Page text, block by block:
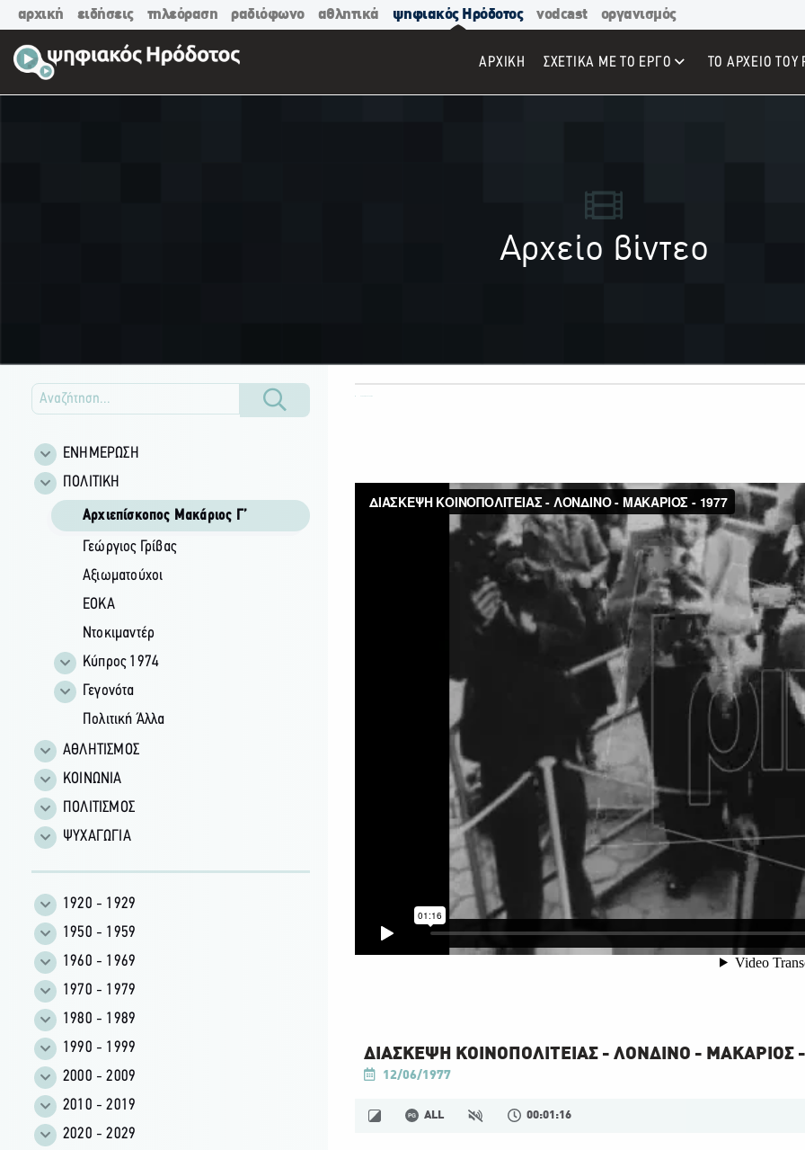
αρχική ειδήσεις τηλεόραση ραδιόφωνο αθλητικά ψηφιακός Ηρόδοτος vodcast οργανισμός
ΑΡΧΙΚΉ ΣΧΕΤΙΚΑ ΜΕ ΤΟ ΕΡΓΟ ΤΟ ΑΡΧΕΙΟ ΤΟΥ
Αρχείο βίντεο
ΕΝΗΜΕΡΩΣΗ
ΠΟΛΙΤΙΚΗ
Αρχιεπίσκοπος Μακάριος Γ’
Γεώργιος Γρίβας
Αξιωματούχοι
ΕΟΚΑ
Ντοκιμαντέρ
Κύπρος 1974
Γεγονότα
Πολιτική Άλλα
ΑΘΛΗΤΙΣΜΟΣ
ΚΟΙΝΩΝΙΑ
ΠΟΛΙΤΙΣΜΟΣ
ΨΥΧΑΓΩΓΙΑ
1920 - 1929
1950 - 1959
1960 - 1969
1970 - 1979
1980 - 1989
1990 - 1999
2000 - 2009
2010 - 2019
2020 - 2029
ΔΙΑΣΚΕΨΗ ΚΟΙΝΟΠΟΛΙΤΕΙΑΣ - ΛΟΝΔΙΝΟ - ΜΑΚΑΡΙΟΣ
12/06/1977
ALL 00:01:16